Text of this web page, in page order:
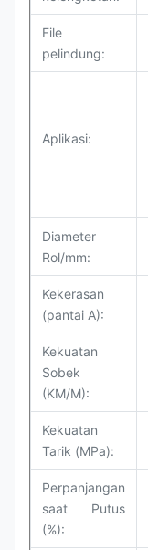
File
pelindung:
Aplikasi:
Diameter
Rol/mm:
Kekerasan
(pantai A):
Kekuatan
Sobek
(KM/M):
Kekuatan
Tarik (MPa):
Perpanjangan
saat Putus
(%):